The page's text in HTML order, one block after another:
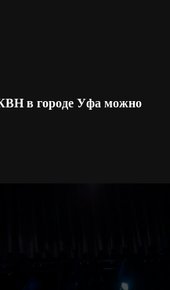
в городе Уфа можно